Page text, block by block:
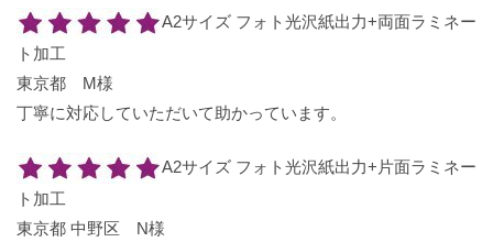
A2サイズ フォト光沢紙出力+両面ラミネー
ト加工
東京都 M様
丁寧に対応していただいて助かっています。
A2サイズ フォト光沢紙出力+片面ラミネー
ト加工
東京都 中野区 N様